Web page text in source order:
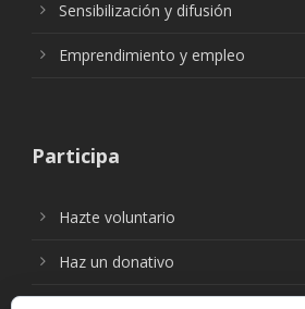
Sensibilización y difusión
Emprendimiento y empleo
Participa
Hazte voluntario
Haz un donativo